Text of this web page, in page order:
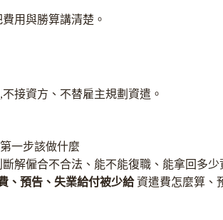
用與勝算講清楚。
接資方、不替雇主規劃資遣。
一步該做什麼
斷解僱合不合法、能不能復職、能拿回多少
、預告、失業給付被少給 資遣費怎麼算、